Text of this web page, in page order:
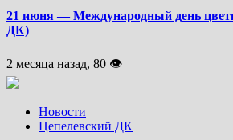
21 июня — Международный день
ДК)
2 месяца назад, 80 👁
Новости
Цепелевский ДК